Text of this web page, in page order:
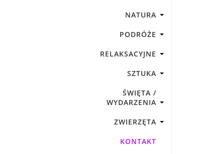
NATURA
PODRÓŻE
RELAKSACYJNE
SZTUKA
ŚWIĘTA /
WYDARZENIA
ZWIERZĘTA
KONTAKT